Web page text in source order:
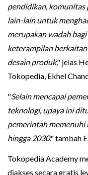
pendidikan,
lain-lain untuk
merupakan wadah
keterampilan
desain produk," jelas
Tokopedia, Ekhel
"Selain mencapai
teknologi, upaya ini
pemerintah
hingga 2030," tambah
Tokopedia Academy
diakses secara gratis